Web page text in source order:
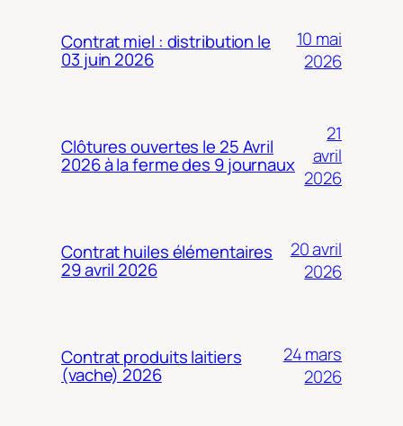
Contrat miel : distribution le
03 juin 2026
10 mai
2026
Clôtures ouvertes le 25 Avril
2026 à la ferme des 9 journaux
21
avril
2026
Contrat huiles élémentaires
29 avril 2026
20 avril
2026
Contrat produits laitiers
(vache) 2026
24 mars
2026